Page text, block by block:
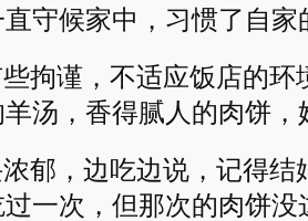
守候家中，习惯了自家
拘谨，不适应饭店的环
汤，香得腻人的肉饼，
郁，边吃边说，记得结
一次，但那次的肉饼